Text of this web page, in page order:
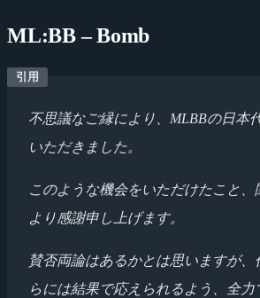
ML:BB – Bomb
不思議なご縁により、MLBBの日本
いただきました。
このような機会をいただけたこと
より感謝申し上げます。
賛否両論はあるかとは思いますが
らには結果で応えられるよう、全力